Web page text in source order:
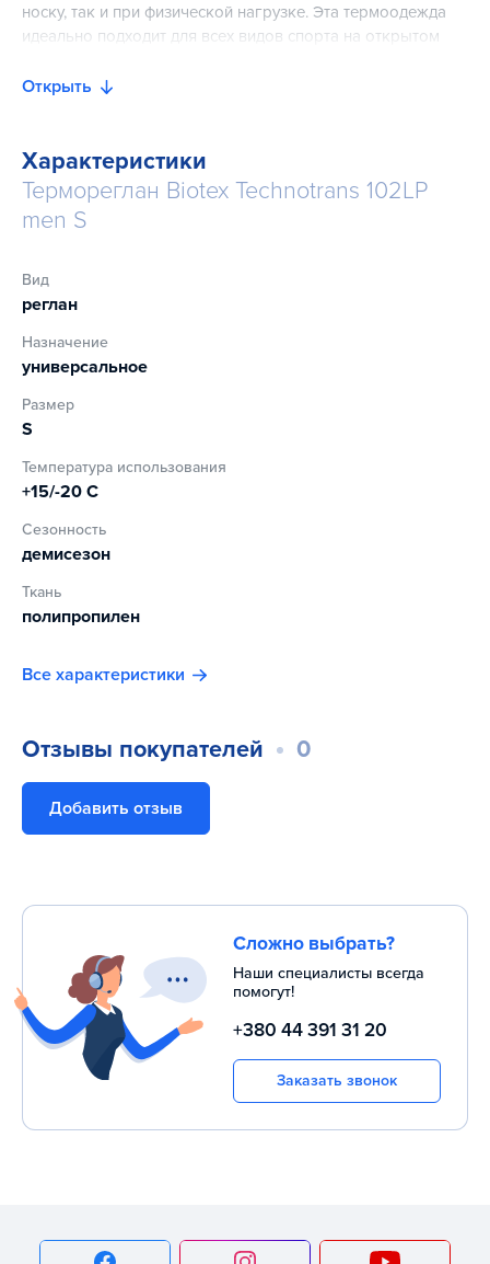
носку, так и при физической нагрузке. Эта термоодежда
идеально подходит для всех видов спорта на открытом
надежной и качественной.
Открыть
Характеристики
Термореглан Biotex Technotrans 102LP
men S
Вид
реглан
Назначение
универсальное
Размер
S
Температура использования
+15/-20 С
Сезонность
демисезон
Ткань
полипропилен
Все характеристики
Отзывы покупателей 0
Добавить отзыв
Сложно выбрать?
Наши специалисты всегда
помогут!
+380 44 391 31 20
Заказать звонок